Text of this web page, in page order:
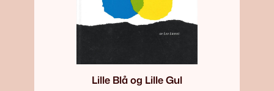
Lille Blå og Lille Gul